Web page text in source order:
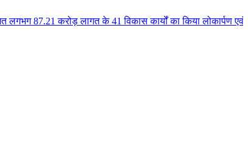
के 41 विकास कार्यों का किया लोकार्पण एवं भूमिपूजन कुलैथ